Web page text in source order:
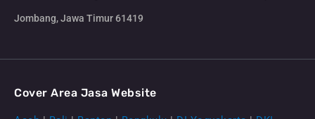
Jombang, Jawa Timur 61419
Cover Area Jasa Website